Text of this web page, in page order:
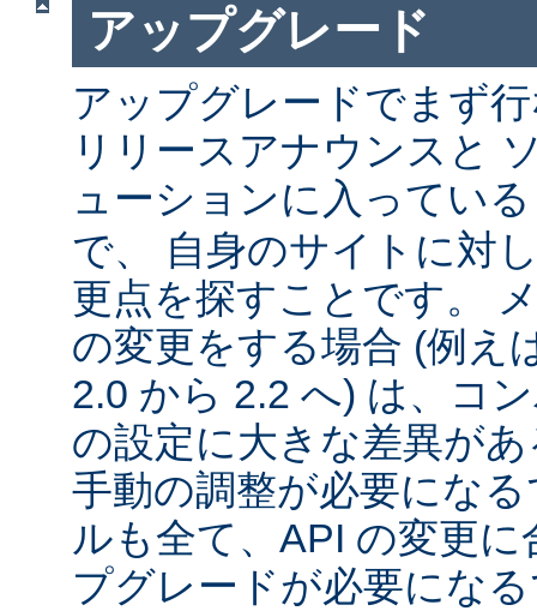
アップグレード
アップグレードでまず
リリースアナウンスと
ューションに入ってい
で、 自身のサイトに対
更点を探すことです。
の変更をする場合 (例え
2.0 から 2.2 へ) は、コ
の設定に大きな差異が
手動の調整が必要にな
ルも全て、API の変更
プグレードが必要にな